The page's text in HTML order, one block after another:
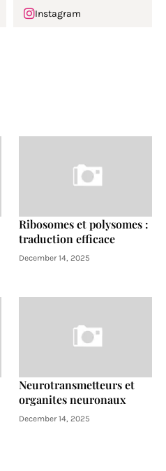
Instagram
Ribosomes et polysomes :
traduction efficace
December 14, 2025
Neurotransmetteurs et
organites neuronaux
December 14, 2025